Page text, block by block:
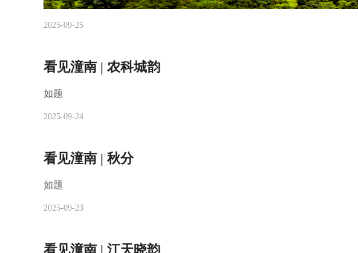
2025-09-25
看见潼南 | 农科城韵
如题
2025-09-24
看见潼南 | 秋分
如题
2025-09-23
看见潼南 | 江天晓韵